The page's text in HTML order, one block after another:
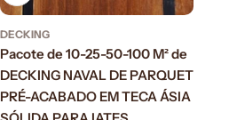
DECKING
Pacote de 10-25-50-100 M² de
DECKING NAVAL DE PARQUET
PRÉ-ACABADO EM TECA ÁSIA